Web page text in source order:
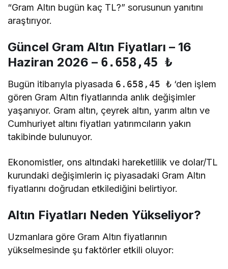
“Gram Altın bugün kaç TL?” sorusunun yanıtını
araştırıyor.
Güncel Gram Altın Fiyatları – 16
Haziran 2026 – 6.658,45 ₺
Bugün itibarıyla piyasada 6.658,45 ₺ ‘den işlem
gören Gram Altın fiyatlarında anlık değişimler
yaşanıyor. Gram altın, çeyrek altın, yarım altın ve
Cumhuriyet altını fiyatları yatırımcıların yakın
takibinde bulunuyor.
Ekonomistler, ons altındaki hareketlilik ve dolar/TL
kurundaki değişimlerin iç piyasadaki Gram Altın
fiyatlarını doğrudan etkilediğini belirtiyor.
Altın Fiyatları Neden Yükseliyor?
Uzmanlara göre Gram Altın fiyatlarının
yükselmesinde şu faktörler etkili oluyor: